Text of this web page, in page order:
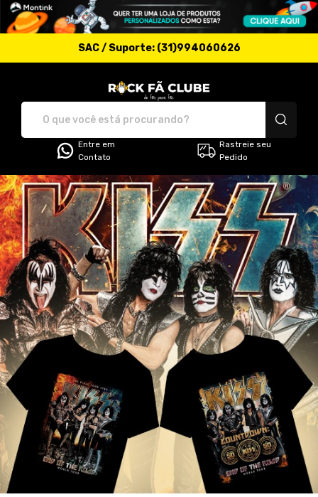
SAC / Suporte: (31)994060626
Entre em
Contato
Rastreie seu
Pedido